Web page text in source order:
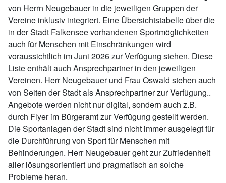
von Herrn Neugebauer in die jeweiligen Gruppen der
Vereine inklusiv integriert. Eine Übersichtstabelle über die
in der Stadt Falkensee vorhandenen Sportmöglichkeiten
auch für Menschen mit Einschränkungen wird
voraussichtlich im Juni 2026 zur Verfügung stehen. Diese
Liste enthält auch Ansprechpartner in den jeweiligen
Vereinen. Herr Neugebauer und Frau Oswald stehen auch
von Seiten der Stadt als Ansprechpartner zur Verfügung..
Angebote werden nicht nur digital, sondern auch z.B.
durch Flyer im Bürgeramt zur Verfügung gestellt werden.
Die Sportanlagen der Stadt sind nicht immer ausgelegt für
die Durchführung von Sport für Menschen mit
Behinderungen. Herr Neugebauer geht zur Zufriedenheit
aller lösungsorientiert und pragmatisch an solche
Probleme heran.